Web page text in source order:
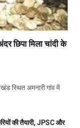
छिपा मिला चांदी के
स्थित अमनारी गांव में
की तैयारी, JPSC और